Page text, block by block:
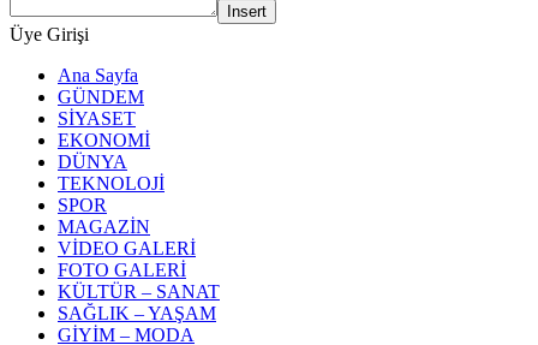
Insert
Üye Girişi
Ana Sayfa
GÜNDEM
SİYASET
EKONOMİ
DÜNYA
TEKNOLOJİ
SPOR
MAGAZİN
VİDEO GALERİ
FOTO GALERİ
KÜLTÜR – SANAT
SAĞLIK – YAŞAM
GİYİM – MODA